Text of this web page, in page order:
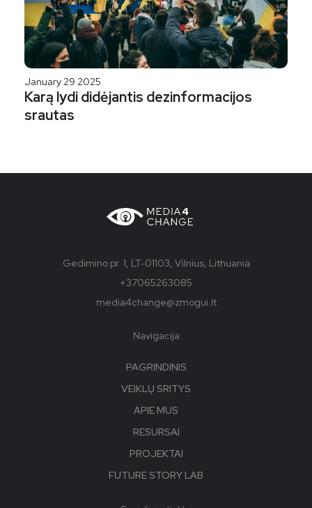
January 29 2025
Karą lydi didėjantis dezinformacijos
srautas
Gedimino pr. 1, LT-01103, Vilnius, Lithuania
+37065263085
media4change@zmogui.lt
Navigacija
PAGRINDINIS
VEIKLŲ SRITYS
APIE MUS
RESURSAI
PROJEKTAI
FUTURE STORY LAB